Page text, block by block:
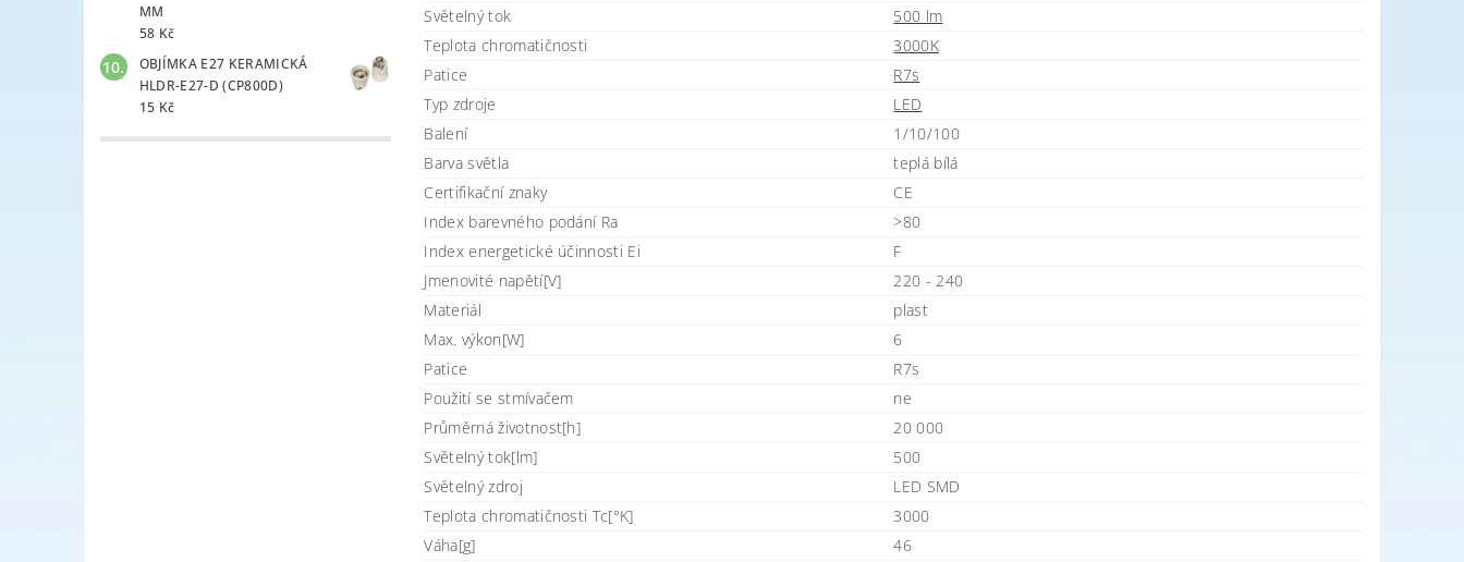
MM
58 Kč
OBJÍMKA E27 KERAMICKÁ
HLDR-E27-D (CP800D)
15 Kč
Světelný tok
500 lm
Teplota chromatičnosti
3000K
Patice
R7s
Typ zdroje
LED
Balení
1/10/100
Barva světla
teplá bílá
Certifikační znaky
CE
Index barevného podání Ra
>80
Index energetické účinnosti Ei
F
Jmenovité napětí[V]
220 - 240
Materiál
plast
Max. výkon[W]
6
Patice
R7s
Použití se stmívačem
ne
Průměrná životnost[h]
20 000
Světelný tok[lm]
500
Světelný zdroj
LED SMD
Teplota chromatičnosti Tc[°K]
3000
Váha[g]
46